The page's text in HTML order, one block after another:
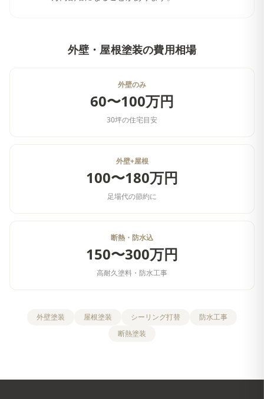
外壁・屋根塗装の費用相場
外壁のみ
60〜100万円
30坪の住宅目安
外壁+屋根
100〜180万円
足場代の節約に
断熱・防水込
150〜300万円
高耐久塗料・防水工事
外壁塗装 屋根塗装 シーリング打替
防水工事
断熱塗装